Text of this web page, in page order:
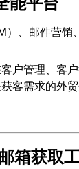
、邮件营销
户管理、客户
客需求的外贸
箱获取